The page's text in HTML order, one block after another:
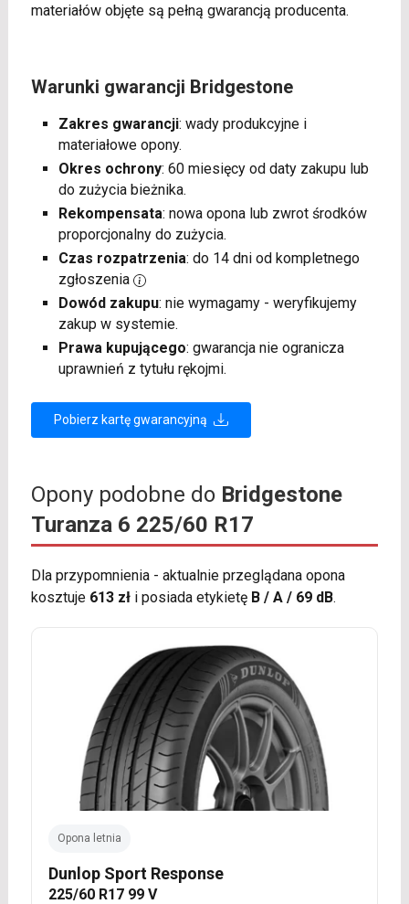
materiałów objęte są pełną gwarancją producenta.
Warunki gwarancji Bridgestone
Zakres gwarancji: wady produkcyjne i
materiałowe opony.
Okres ochrony: 60 miesięcy od daty zakupu lub
do zużycia bieżnika.
Rekompensata: nowa opona lub zwrot środków
proporcjonalny do zużycia.
Czas rozpatrzenia: do 14 dni od kompletnego
zgłoszenia
Dowód zakupu: nie wymagamy - weryfikujemy
zakup w systemie.
Prawa kupującego: gwarancja nie ogranicza
uprawnień z tytułu rękojmi.
Pobierz kartę gwarancyjną
Opony podobne do Bridgestone
Turanza 6 225/60 R17
Dla przypomnienia - aktualnie przeglądana opona
kosztuje 613 złi posiada etykietę B / A / 69 dB.
Opona letnia
Dunlop Sport Response
225/60 R17 99 V